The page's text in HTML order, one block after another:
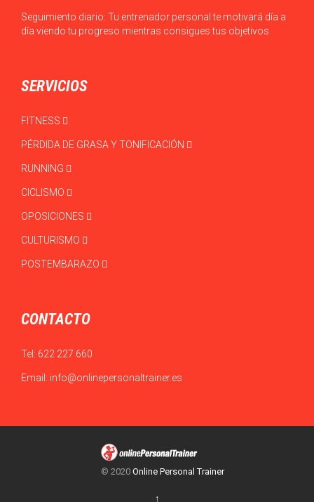
Seguimiento diario: Tu entrenador personal te motivará día a
día viendo tu progreso mientras consigues tus objetivos.
SERVICIOS
FITNESS
PÉRDIDA DE GRASA Y TONIFICACIÓN
RUNNING
CICLISMO
OPOSICIONES
CULTURISMO
POSTEMBARAZO
CONTACTO
Tel: 622 227 660
Email: info@onlinepersonaltrainer.es
© 2020 Online Personal Trainer
↑